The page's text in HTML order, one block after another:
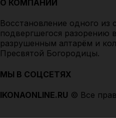
О КОМПАНИИ
Восстановление одного из
подвергшегоcя разорению
разрушенным алтарём и
Пресвятой Богородицы.
МЫ В СОЦСЕТЯХ
IKONAONLINE.RU © Все